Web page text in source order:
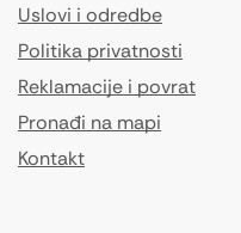
Uslovi i odredbe
Politika privatnosti
Reklamacije i povrat
Pronađi na mapi
Kontakt